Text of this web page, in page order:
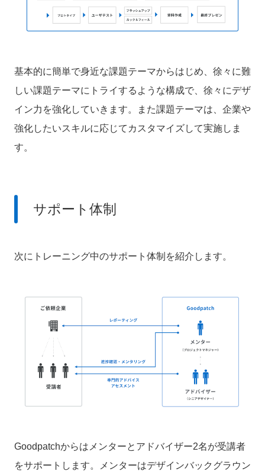
基本的に簡単で身近な課題テーマからはじめ、徐々に難
しい課題テーマにトライするような構成で、徐々にデザ
イン力を強化していきます。
また課題テーマは、企業や
強化したいスキルに応じてカスタマイズして実施しま
す。
サポート体制
次にトレーニング中のサポート体制を紹介します。
Goodpatchからはメンターとアドバイザー2名が受講者
をサポートします。
メンターはデザインバックグラウン